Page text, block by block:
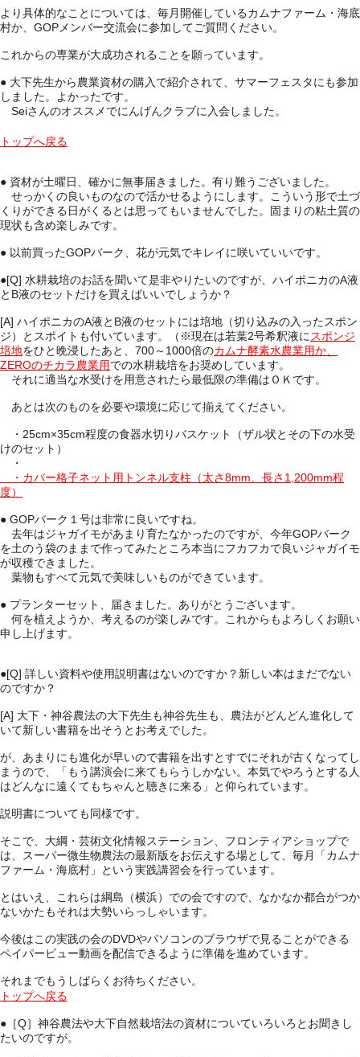
より具体的なことについては、毎月開催しているカムナファーム・海底
村か、GOPメンバー交流会に参加してご質問ください。
これからの専業が大成功されることを願っています。
● 大下先生から農業資材の購入で紹介されて、サマーフェスタにも参加
しました。よかったです。
Seiさんのオススメでにんげんクラブに入会しました。
トップへ戻る
● 資材が土曜日、確かに無事届きました。有り難うございました。
せっかくの良いものなので活かせるようにします。こういう形で土づ
くりができる日がくるとは思ってもいませんでした。固まりの粘土質の
現状も含め楽しみです。
● 以前買ったGOPバーク、花が元気でキレイに咲いていいです。
●[Q] 水耕栽培のお話を聞いて是非やりたいのですが、ハイポニカのA液
とB液のセットだけを買えばいいでしょうか？
[A] ハイポニカのA液とB液のセットには培地（切り込みの入ったスポン
ジ）とスポイトも付いています。（※現在は若葉2号希釈液に スポンジ
培地をひと晩浸したあと、700～1000倍のカムナ酵素水農業用か、
ZEROのチカラ農業用での水耕栽培をお奨めしています。
それに適当な水受けを用意されたら最低限の準備はＯＫです。
あとは次のものを必要や環境に応じて揃えてください。
・25cm×35cm程度の食器水切りバスケット（ザル状とその下の水受
けのセット）
・
・カバー格子ネット用トンネル支柱（太さ8mm、長さ1,200mm程
度）
● GOPバーク１号は非常に良いですね。
去年はジャガイモがあまり育たなかったのですが、今年GOPバーク
を土のう袋のままで作ってみたところ本当にフカフカで良いジャガイモ
が収穫できました。
葉物もすべて元気で美味しいものができています。
● プランターセット、届きました。ありがとうございます。
何を植えようか、考えるのが楽しみです。これからもよろしくお願い
申し上げます。
●[Q] 詳しい資料や使用説明書はないのですか？新しい本はまだでない
のですか？
[A] 大下・神谷農法の大下先生も神谷先生も、農法がどんどん進化して
いて新しい書籍を出そうとお考えでした。
が、あまりにも進化が早いので書籍を出すとすでにそれが古くなってし
まうので、「もう講演会に来てもらうしかない。本気でやろうとする人
はどんなに遠くてもちゃんと聴きに来る」と仰られています。
説明書についても同様です。
そこで、大綱・芸術文化情報ステーション、フロンティアショップで
は、スーパー微生物農法の最新版をお伝えする場として、毎月「カムナ
ファーム・海底村」という実践講習会を行っています。
とはいえ、これらは綱島（横浜）での会ですので、なかなか都合がつか
ないかたもそれは大勢いらっしゃいます。
今後はこの実践の会のDVDやパソコンのブラウザで見ることができる
ペイパービュー動画を配信できるように準備を進めています。
それまでもうしばらくお待ちください。
トップへ戻る
●［Q］ 神谷農法や大下自然栽培法の資材についていろいろとお聞きし
たいのですが。